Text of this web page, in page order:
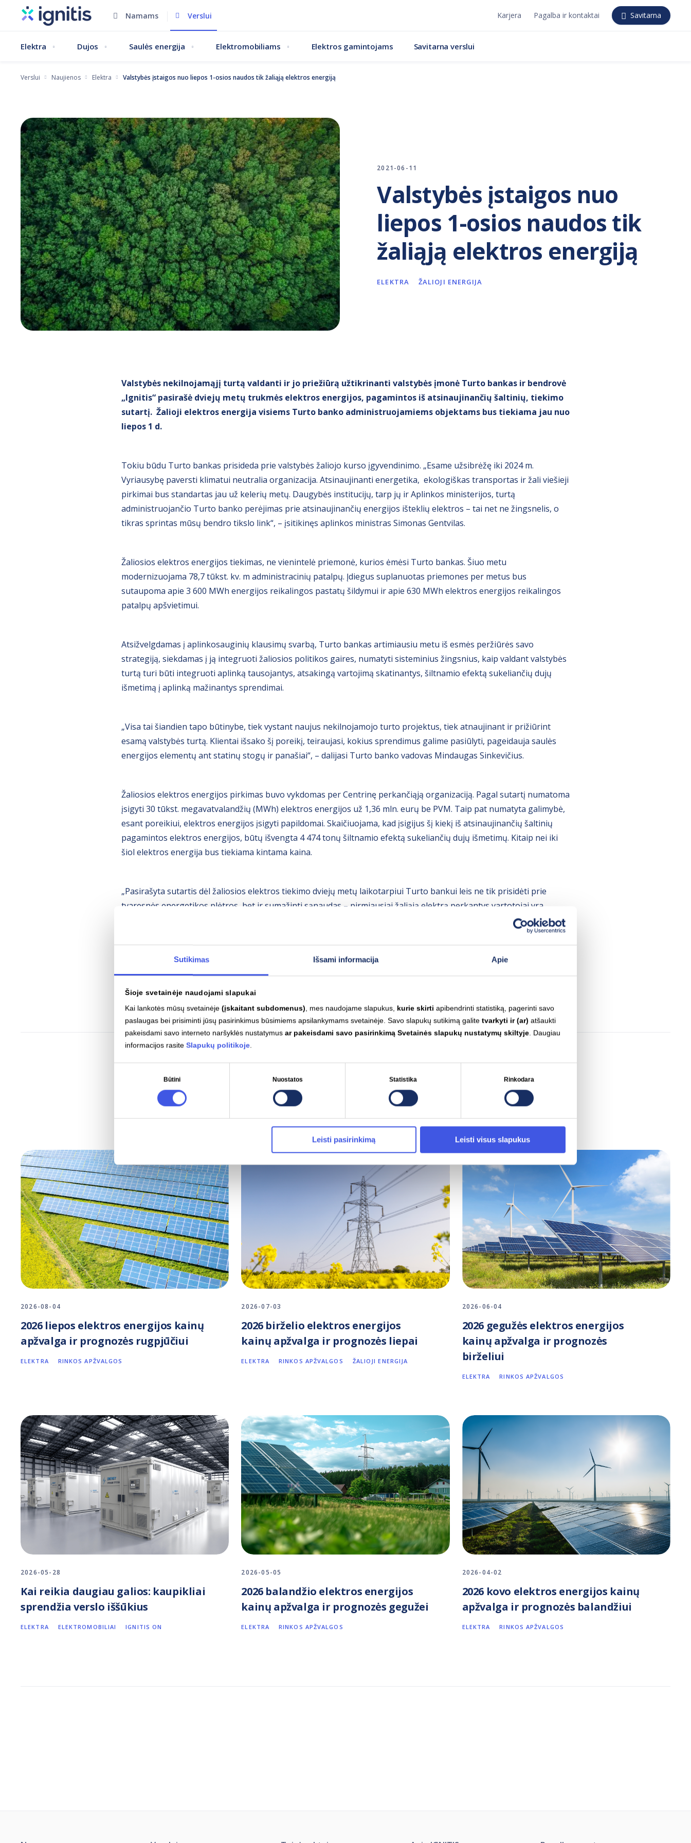
Sutikimas Išsami informacija Apie
Šioje svetainėje naudojami slapukai
Kai lankotės mūsų svetainėje(įskaitant subdomenus), mes naudojame slapukus, kurie skirti apibendrinti statistiką, pagerinti savo
paslaugas bei prisiminti jūsų pasirinkimus būsimiems apsilankymams svetainėje. Savo slapukų sutikimą galitetvarkyti ir (ar) atšaukti
pakeisdami savo interneto naršyklės nustatymusar pakeisdami savo pasirinkimą Svetainės slapukų nustatymų skiltyje. Daugiau
informacijos rasiteSlapukų politikoje.
Būtini Nuostatos Statistika Rinkodara
Leisti pasirinkimą Leisti visus slapukus
Pereiti
turinį
Namams Verslui Karjera Pagalba ir kontaktai Savitarna
Elektra Dujos Saulės energija Elektromobiliams Elektros gamintojams Savitarna verslui
Verslui Naujienos Elektra Valstybės įstaigos nuo liepos 1-osios naudos tik žaliąją elektros energiją
2021-06-11
Valstybės įstaigos nuo
liepos 1-osios naudos tik
žaliąją elektros energiją
ELEKTRA ŽALIOJI ENERGIJA
Valstybės nekilnojamąjį turtą valdanti ir jo priežiūrą užtikrinanti valstybės įmonė Turto bankas ir bendrovė
„Ignitis“ pasirašė dviejų metų trukmės elektros energijos, pagamintos iš atsinaujinančių šaltinių, tiekimo
sutartį. Žalioji elektros energija visiems Turto banko administruojamiems objektams bus tiekiama jau nuo
liepos 1 d.
Tokiu būdu Turto bankas prisideda prie valstybės žaliojo kurso įgyvendinimo. „Esame užsibrėžę iki 2024 m.
Vyriausybę paversti klimatui neutralia organizacija. Atsinaujinanti energetika, ekologiškas transportas ir žali viešieji
pirkimai bus standartas jau už kelerių metų. Daugybės institucijų, tarp jų ir Aplinkos ministerijos, turtą
administruojančio Turto banko perėjimas prie atsinaujinančių energijos išteklių elektros – tai net ne žingsnelis, o
tikras sprintas mūsų bendro tikslo link“, – įsitikinęs aplinkos ministras Simonas Gentvilas.
Žaliosios elektros energijos tiekimas, ne vienintelė priemonė, kurios ėmėsi Turto bankas. Šiuo metu
modernizuojama 78,7 tūkst. kv. m administracinių patalpų. Įdiegus suplanuotas priemones per metus bus
sutaupoma apie 3 600 MWh energijos reikalingos pastatų šildymui ir apie 630 MWh elektros energijos reikalingos
patalpų apšvietimui.
Atsižvelgdamas į aplinkosauginių klausimų svarbą, Turto bankas artimiausiu metu iš esmės peržiūrės savo
strategiją, siekdamas į ją integruoti žaliosios politikos gaires, numatyti sisteminius žingsnius, kaip valdant valstybės
turtą turi būti integruoti aplinką tausojantys, atsakingą vartojimą skatinantys, šiltnamio efektą sukeliančių dujų
išmetimą į aplinką mažinantys sprendimai.
„Visa tai šiandien tapo būtinybe, tiek vystant naujus nekilnojamojo turto projektus, tiek atnaujinant ir prižiūrint
esamą valstybės turtą. Klientai išsako šį poreikį, teiraujasi, kokius sprendimus galime pasiūlyti, pageidauja saulės
energijos elementų ant statinų stogų ir panašiai“, – dalijasi Turto banko vadovas Mindaugas Sinkevičius.
Žaliosios elektros energijos pirkimas buvo vykdomas per Centrinę perkančiąją organizaciją. Pagal sutartį numatoma
įsigyti 30 tūkst. megavatvalandžių (MWh) elektros energijos už 1,36 mln. eurų be PVM. Taip pat numatyta galimybė,
esant poreikiui, elektros energijos įsigyti papildomai. Skaičiuojama, kad įsigijus šį kiekį iš atsinaujinančių šaltinių
pagamintos elektros energijos, būtų išvengta 4 474 tonų šiltnamio efektą sukeliančių dujų išmetimų. Kitaip nei iki
šiol elektros energija bus tiekiama kintama kaina.
„Pasirašyta sutartis dėl žaliosios elektros tiekimo dviejų metų laikotarpiui Turto bankui leis ne tik prisidėti prie
tvaresnės energetikos plėtros, bet ir sumažinti sąnaudas – pirmiausiai žaliąją elektrą perkantys vartotojai yra
atleidžiami nuo akcizo mokesčio. Be to, papildomai sutaupyti ilguoju laikotarpiu leis ir tai, kad žaliąją elektrą
nuspręsta įsigyti iš „Nord Pool Spot“ Lietuvos zonos biržos, kurioje kaina nėra fiksuota, bet kinta kas valandą. Tokią
galimybę įsigyti žaliąją elektrą kintančiomis kainomis perkančiosios organizacijos turi jau nuo šių metų pradžios“, –
sako Martynas Boratinskas, „Ignitis“ Verslo sprendimų departamento vadovas.
Susiję įrašai
2026-08-04
2026 liepos elektros energijos kainų
apžvalga ir prognozės rugpjūčiui
ELEKTRA RINKOS APŽVALGOS
2026-07-03
2026 birželio elektros energijos
kainų apžvalga ir prognozės liepai
ELEKTRA RINKOS APŽVALGOS ŽALIOJI ENERGIJA
2026-06-04
2026 gegužės elektros energijos
kainų apžvalga ir prognozės
birželiui
ELEKTRA RINKOS APŽVALGOS
2026-05-28
Kai reikia daugiau galios: kaupikliai
sprendžia verslo iššūkius
ELEKTRA ELEKTROMOBILIAI IGNITIS ON
2026-05-05
2026 balandžio elektros energijos
kainų apžvalga ir prognozės gegužei
ELEKTRA RINKOS APŽVALGOS
2026-04-02
2026 kovo elektros energijos kainų
apžvalga ir prognozės balandžiui
ELEKTRA RINKOS APŽVALGOS